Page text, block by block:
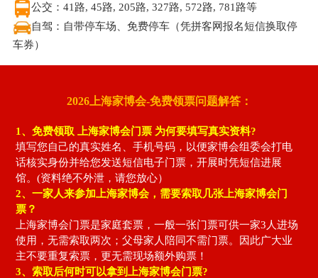
公交：41路, 45路, 205路, 327路, 572路, 781路等
自驾：自带停车场、免费停车（凭拼客网报名短信换取停
车券）
2026上海家博会-免费领票问题解答：
1、免费领取 上海家博会门票 为何要填写真实资料?
填写您自己的真实姓名、手机号码，以便家博会组委会打电
话核实身份并给您发送短信电子门票，开展时凭短信进展
馆。(资料绝不外泄，请您放心）
2、一家人来参加上海家博会，需要索取几张上海家博会门
票？
上海家博会门票是家庭套票，一般一张门票可供一家3人进场
使用，无需索取两次；父母家人陪同不需门票。因此广大业
主不要重复索票，更无需现场额外购票！
3、索取后何时可以拿到上海家博会门票?